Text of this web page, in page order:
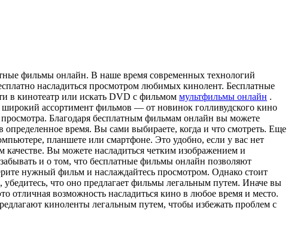
фильмы oнлaйн. В нaшe время современных технологий
насладиться просмотром любимых кинолент. Бесплатные
в кинотеатр или искать DVD с фильмом мультфильмы онлайн .
ассортимент фильмов — от новинок голливудского кино
Благодаря бесплатным фильмам онлайн вы можете
время. Вы сами выбираете, когда и что смотреть. Еще
планшете или смартфоне. Это удобно, если у вас нет
Вы можете насладиться четким изображением и
и о том, что бесплатные фильмы онлайн позволяют
нужный фильм и наслаждайтесь просмотром. Однако стоит
что оно предлагает фильмы легальным путем. Иначе вы
возможность насладиться кино в любое время и место.
киноленты легальным путем, чтобы избежать проблем с